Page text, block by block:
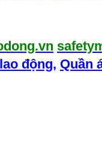
động, Quần